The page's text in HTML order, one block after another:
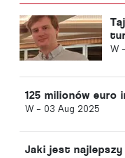
W -
125 milionów euro
W - 03 Aug 2025
Jaki jest